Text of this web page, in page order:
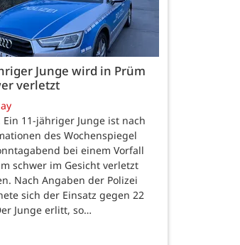
Junge wird in Prüm
verletzt
Ein 11-jähriger Junge ist nach
des Wochenspiegel
bei einem Vorfall
schwer im Gesicht verletzt
Nach Angaben der Polizei
sich der Einsatz gegen 22
Junge erlitt, so…